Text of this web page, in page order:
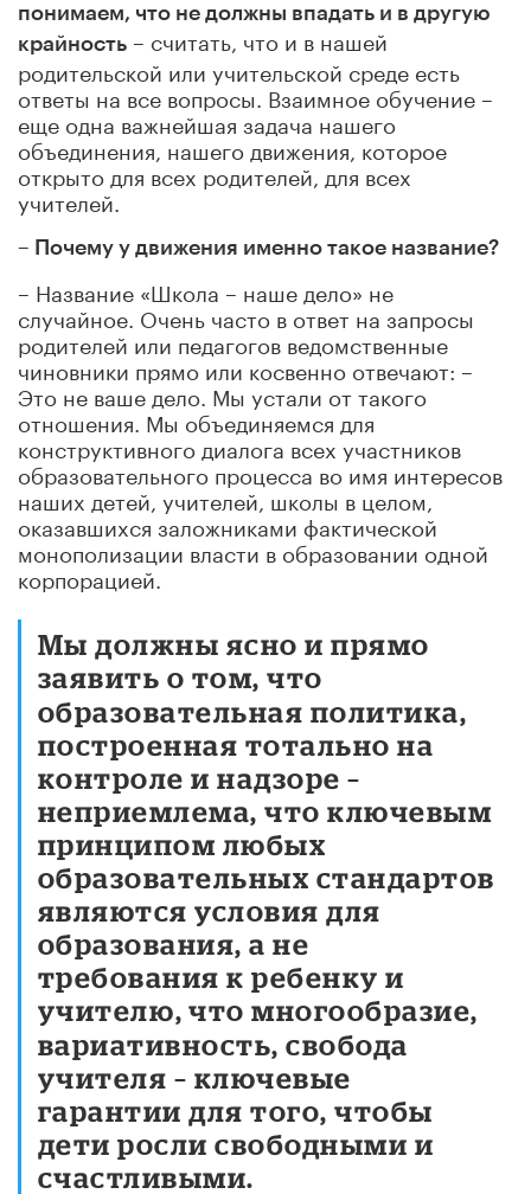
понимаем, что не должны впадать и в другую
крайность – считать, что и в нашей
родительской или учительской среде есть
ответы на все вопросы. Взаимное обучение –
еще одна важнейшая задача нашего
объединения, нашего движения, которое
открыто для всех родителей, для всех
учителей.
– Почему у движения именно такое название?
– Название «Школа – наше дело» не
случайное. Очень часто в ответ на запросы
родителей или педагогов ведомственные
чиновники прямо или косвенно отвечают: –
Это не ваше дело. Мы устали от такого
отношения. Мы объединяемся для
конструктивного диалога всех участников
образовательного процесса во имя интересов
наших детей, учителей, школы в целом,
оказавшихся заложниками фактической
монополизации власти в образовании одной
корпорацией.
Мы должны ясно и прямо
заявить о том, что
образовательная политика,
построенная тотально на
контроле и надзоре –
неприемлема, что ключевым
принципом любых
образовательных стандартов
являются условия для
образования, а не
требования к ребенку и
учителю, что многообразие,
вариативность, свобода
учителя – ключевые
гарантии для того, чтобы
дети росли свободными и
счастливыми.